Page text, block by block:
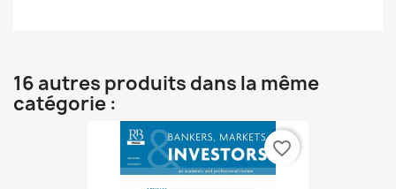
16 autres produits dans la même
catégorie :
favorite_border